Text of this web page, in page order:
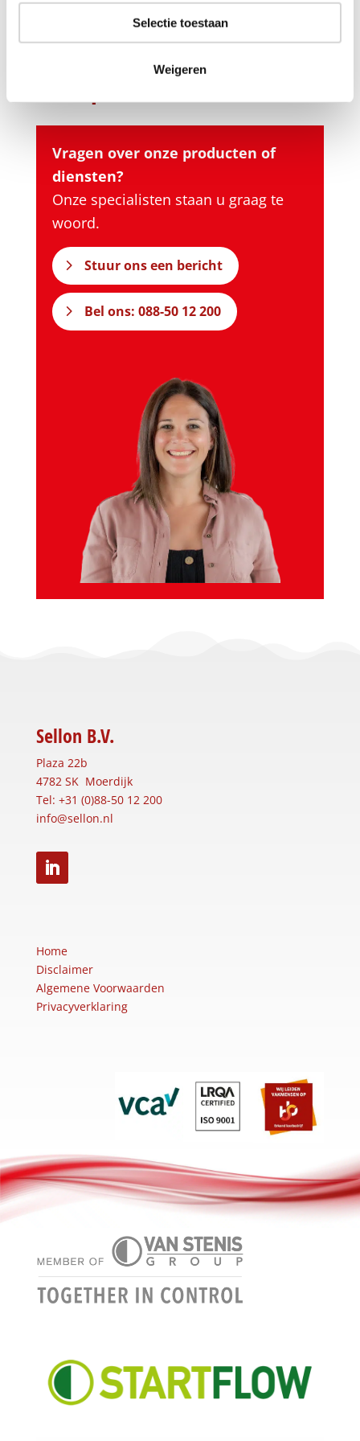
Selectie toestaan
Weigeren
Neem gerust contact met
Vragen over onze producten of
diensten?
Onze specialisten staan u graag te
woord.
Stuur ons een bericht
Bel ons: 088-50 12 200
Sellon B.V.
Plaza 22b
4782 SK Moerdijk
Tel: +31 (0)88-50 12 200
info@sellon.nl
Home
Disclaimer
Algemene Voorwaarden
Privacyverklaring